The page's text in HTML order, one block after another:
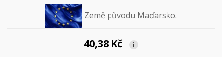
Země původu Maďarsko.
40,38 Kč i
Vytvořit seznam přání